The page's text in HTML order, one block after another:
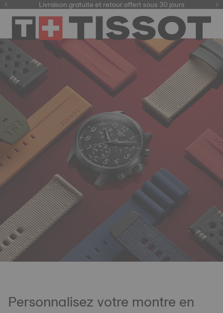
Livraison gratuite et retour offert sous 30 jours
Personnalisez votre montre en